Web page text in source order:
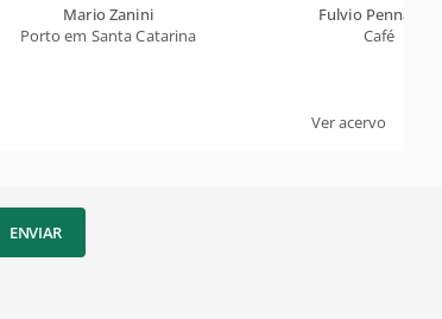
Mario Zanini
Porto em Santa Catarina
Fulvio Pennacchi
Café
Ver acervo
ENVIAR